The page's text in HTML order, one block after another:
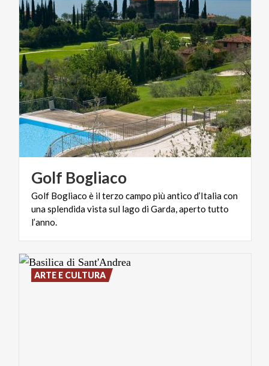
Golf Bogliaco
Golf Bogliaco è il terzo campo più antico d’Italia con
una splendida vista sul lago di Garda, aperto tutto
l’anno.
ARTE E CULTURA